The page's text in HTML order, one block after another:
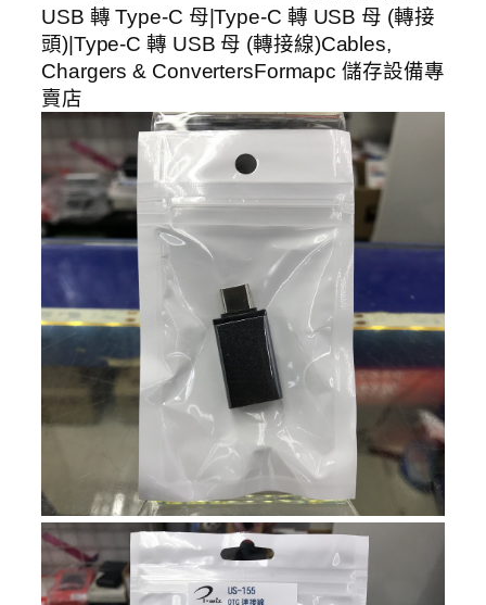
USB 轉 Type-C 母|Type-C 轉 USB 母 (轉接
頭)|Type-C 轉 USB 母 (轉接線)Cables,
Chargers & ConvertersFormapc 儲存設備專
賣店